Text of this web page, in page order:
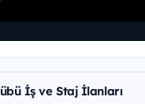
İş ve Staj İlanları